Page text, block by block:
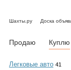
Шахты.ру Доска
Продаю Куплю
Легковые авто 41